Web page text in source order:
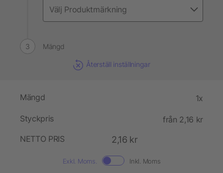
Mängd
Återställ inställningar
Mängd 1x
Styckpris
från 2,16 kr
NETTO PRIS
2,16 kr
Exkl. Moms. Inkl. Moms